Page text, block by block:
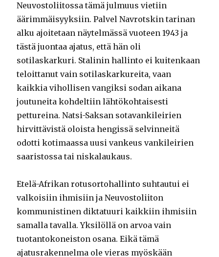
Neuvostoliitossa tämä julmuus vietiin
äärimmäisyyksiin. Palvel Navrotskin tarinan
alku ajoitetaan näytelmässä vuoteen 1943 ja
tästä juontaa ajatus, että hän oli
sotilaskarkuri. Stalinin hallinto ei kuitenkaan
teloittanut vain sotilaskarkureita, vaan
kaikkia vihollisen vangiksi sodan aikana
joutuneita kohdeltiin lähtökohtaisesti
pettureina. Natsi-Saksan sotavankileirien
hirvittävistä oloista hengissä selvinneitä
odotti kotimaassa uusi vankeus vankileirien
saaristossa tai niskalaukaus.
Etelä-Afrikan rotusortohallinto suhtautui ei
valkoisiin ihmisiin ja Neuvostoliiton
kommunistinen diktatuuri kaikkiin ihmisiin
samalla tavalla. Yksilöllä on arvoa vain
tuotantokoneiston osana. Eikä tämä
ajatusrakennelma ole vieras myöskään